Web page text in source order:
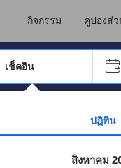
กิจกรรม คูปองส่
หาคำที่ต้องการ แล้วกดปุ่ม
เช็คอิน
เพื่อเลือกวันที่ ใช้ปุ่มลูกศรเพื่
ปฏิทิน
สิงหาคม